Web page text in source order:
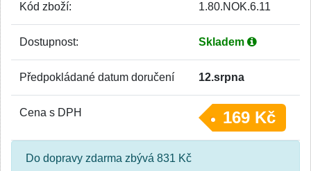
Kód zboží: 1.80.NOK.6.11
Dostupnost: Skladem
Předpokládané datum doručení 12.srpna
Cena s DPH 169 Kč
Do dopravy zdarma zbývá 831 Kč